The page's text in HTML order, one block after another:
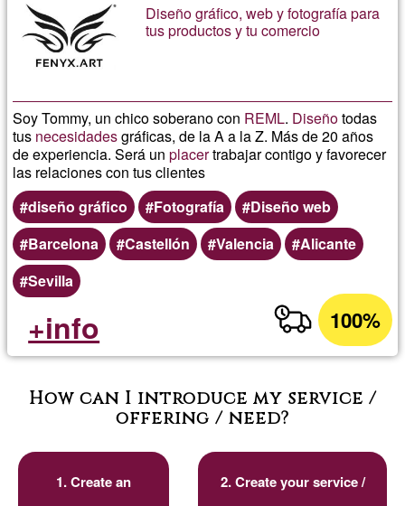
Diseño gráfico, web y fotografía para
tus productos y tu comercio
Soy Tommy, un chico soberano con REML. Diseñotodas
tus necesidadesgráficas, de la A a la Z. Más de 20 años
de experiencia. Será unplacertrabajar contigo y favorecer
las relaciones con tus clientes
diseño gráfico
Fotografía
Diseño web
Barcelona
Castellón Valencia
Alicante
Sevilla
100%
+info
How can I introduce my service /
offering / need?
1. Create an
2. Create your service /